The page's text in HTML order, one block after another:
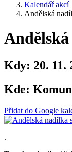
Kalendář akcí
Andělská
Kdy: 20. 11.
Kde:
Přidat do Google
.